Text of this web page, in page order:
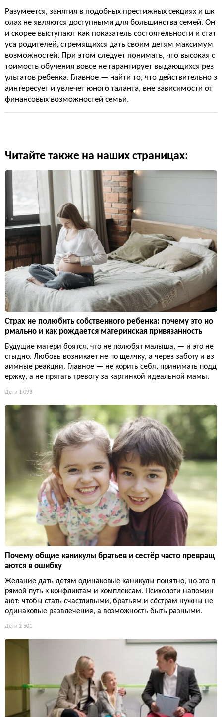
Разумеется, занятия в подобных престижных секциях и шк
олах не являются доступными для большинства семей. Он
и скорее выступают как показатель состоятельности и стат
уса родителей, стремящихся дать своим детям максимум
возможностей. При этом следует понимать, что высокая с
тоимость обучения вовсе не гарантирует выдающихся рез
ультатов ребенка. Главное — найти то, что действительно з
аинтересует и увлечет юного таланта, вне зависимости от
финансовых возможностей семьи.
Читайте также на наших страницах:
Страх не полюбить собственного ребенка: почему это но
рмально и как рождается материнская привязанность
Будущие матери боятся, что не полюбят малыша, — и это не
стыдно. Любовь возникает не по щелчку, а через заботу и вз
аимные реакции. Главное — не корить себя, принимать подд
ержку, а не прятать тревогу за картинкой идеальной мамы.
Дети 1 093
Почему общие каникулы братьев и сестёр часто превращ
аются в ошибку
Желание дать детям одинаковые каникулы понятно, но это п
рямой путь к конфликтам и комплексам. Психологи напомин
ают: чтобы стать счастливыми, братьям и сёстрам нужны не
одинаковые развлечения, а возможность быть разными.
Дети 2 501